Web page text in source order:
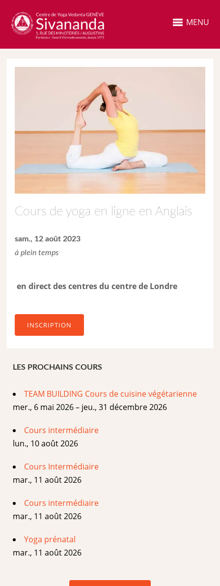
MENU
Cours de yoga en ligne en Anglais
sam., 12 août 2023
à plein temps
en direct des centres du centre de Londre
INSCRIPTION
LES PROCHAINS COURS
TEAM BUILDING Cours de cuisine végétarienne
mer., 6 mai 2026 – jeu., 31 décembre 2026
Cours intermédiaire
lun., 10 août 2026
Cours Intermédiaire
mar., 11 août 2026
Cours intermédiaire
mar., 11 août 2026
Yoga prénatal
mar., 11 août 2026